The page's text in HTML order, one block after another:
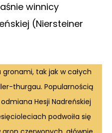
winnicy
(Niersteiner
tak jak w całych
thurgau. Popularnością
Hesji Nadreńskiej
podwoiła się